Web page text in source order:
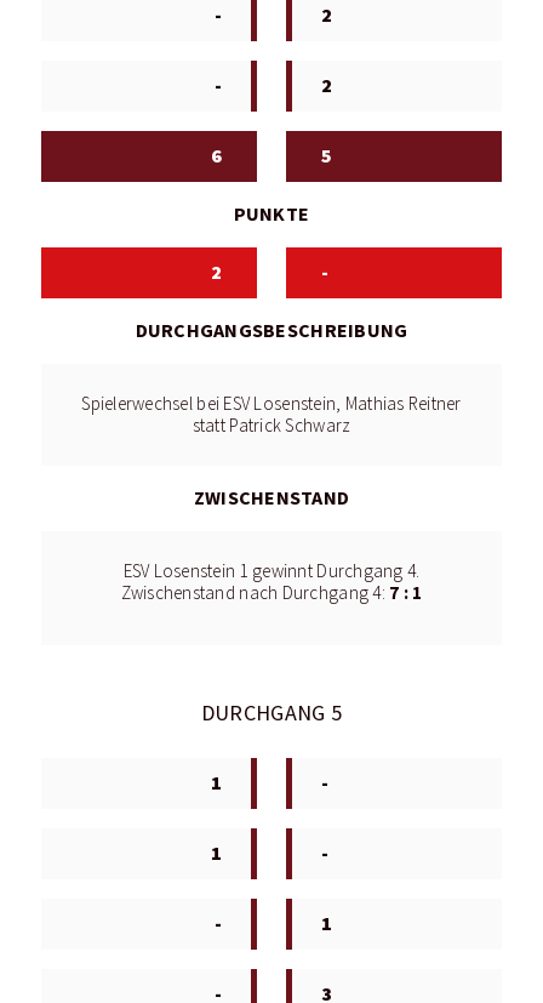
- 2
- 2
6 5
PUNKTE
2 -
DURCHGANGSBESCHREIBUNG
Spielerwechsel bei ESV Losenstein, Mathias Reitner
statt Patrick Schwarz
ZWISCHENSTAND
ESV Losenstein 1 gewinnt Durchgang 4.
Zwischenstand nach Durchgang 4: 7 : 1
DURCHGANG 5
1 -
1 -
- 1
- 3